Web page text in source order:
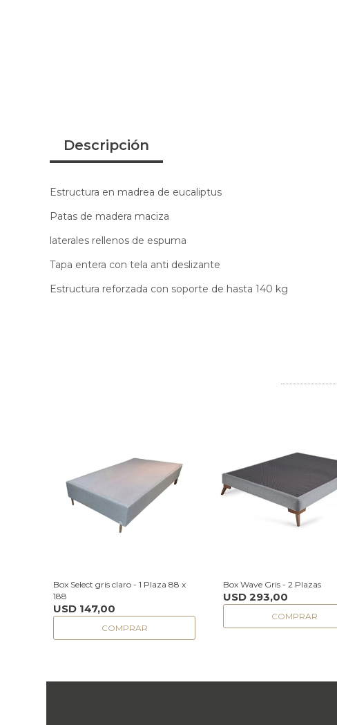
Descripción
Estructura en madrea de eucaliptus
Patas de madera maciza
laterales rellenos de espuma
Tapa entera con tela anti deslizante
Estructura reforzada con soporte de hasta 140 kg
Box Select gris claro - 1 Plaza 88 x
188
USD 147,00
Box Wave Gris - 2 Plazas
USD 293,00